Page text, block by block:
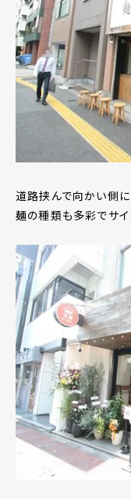
道路挟んで向かい側に
麺の種類も多彩でサイ